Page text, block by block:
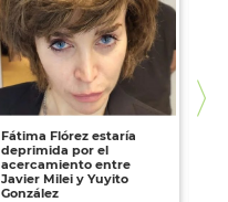
Fátima Flórez estaría
deprimida por el
acercamiento entre
Javier Milei y Yuyito
González